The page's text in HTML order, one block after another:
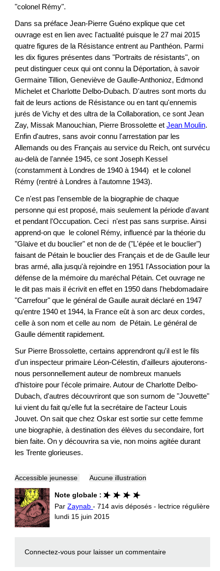
"colonel Rémy".
Dans sa préface Jean-Pierre Guéno explique que cet
ouvrage est en lien avec l'actualité puisque le 27 mai 2015
quatre figures de la Résistance entrent au Panthéon. Parmi
les dix figures présentes dans "Portraits de résistants", on
peut distinguer ceux qui ont connu la Déportation, à savoir
Germaine Tillion, Geneviève de Gaulle-Anthonioz, Edmond
Michelet et Charlotte Delbo-Dubach. D'autres sont morts du
fait de leurs actions de Résistance ou en tant qu'ennemis
jurés de Vichy et des ultra de la Collaboration, ce sont Jean
Zay, Missak Manouchian, Pierre Brossolette et Jean Moulin.
Enfin d'autres, sans avoir connu l'arrestation par les
Allemands ou des Français au service du Reich, ont survécu
au-delà de l'année 1945, ce sont Joseph Kessel
(constamment à Londres de 1940 à 1944) et le colonel
Rémy (rentré à Londres à l'automne 1943).
Ce n'est pas l'ensemble de la biographie de chaque
personne qui est proposé, mais seulement la période d'avant
et pendant l'Occupation. Ceci n'est pas sans surprise. Ainsi
apprend-on que le colonel Rémy, influencé par la théorie du
"Glaive et du bouclier" et non de de ("L'épée et le bouclier")
faisant de Pétain le bouclier des Français et de de Gaulle leur
bras armé, alla jusqu'à rejoindre en 1951 l'Association pour la
défense de la mémoire du maréchal Pétain. Cet ouvrage ne
le dit pas mais il écrivit en effet en 1950 dans l'hebdomadaire
"Carrefour" que le général de Gaulle aurait déclaré en 1947
qu'entre 1940 et 1944, la France eût à son arc deux cordes,
celle à son nom et celle au nom de Pétain. Le général de
Gaulle démentit rapidement.
Sur Pierre Brossolette, certains apprendront qu'il est le fils
d'un inspecteur primaire Léon-Célestin, d'ailleurs ajouterons-
nous personnellement auteur de nombreux manuels
d'histoire pour l'école primaire. Autour de Charlotte Delbo-
Dubach, d'autres découvriront que son surnom de "Jouvette"
lui vient du fait qu'elle fut la secrétaire de l'acteur Louis
Jouvet. On sait que chez Oskar est sortie sur cette femme
une biographie, à destination des élèves du secondaire, fort
bien faite. On y découvrira sa vie, non moins agitée durant
les Trente glorieuses.
Accessible jeunesse Aucune illustration
Note globale :
ParZaynab- 714 avis déposés - lectrice régulière
lundi 15 juin 2015
Connectez-vous pour laisser un commentaire